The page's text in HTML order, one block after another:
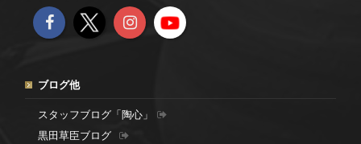
ブログ他
スタッフブログ「陶心」
黒田草臣ブログ